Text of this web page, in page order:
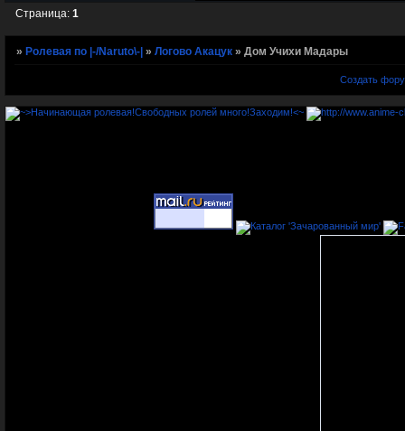
Страница:1
»Ролевая по |-/Naruto\-| »Логово Акацук »Дом Учихи Мадары
Создать